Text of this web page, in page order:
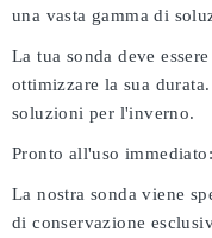
una vasta gamma di
La tua sonda deve
ottimizzare la sua
soluzioni per l'inverno.
Pronto all'uso immediato:
La nostra sonda viene
di conservazione